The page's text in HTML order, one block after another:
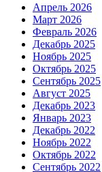
Апрель 2026
Март 2026
Февраль 2026
Декабрь 2025
Ноябрь 2025
Октябрь 2025
Сентябрь 2025
Август 2025
Декабрь 2023
Январь 2023
Декабрь 2022
Ноябрь 2022
Октябрь 2022
Сентябрь 2022